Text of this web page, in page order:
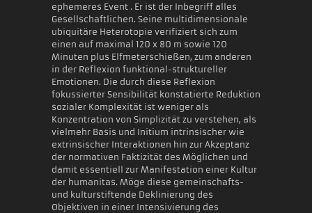
ephemeres Event . Er ist der Inbegriff alles
Gesellschaftlichen. Seine multidimensionale
ubiquitäre Heterotopie verifiziert sich zum
einen auf maximal 120 x 80 m sowie 120
Minuten plus Elfmeterschießen, zum anderen
in der Reflexion funktional-struktureller
Emotionen. Die durch diese Reflexion
fokussierter Sensibilität konstatierte Reduktion
sozialer Komplexität ist weniger als
Konzentration von Simplizität zu verstehen, als
vielmehr Basis und Initium intrinsischer wie
extrinsischer Interaktionen hin zur Akzeptanz
der normativen Faktizität des Möglichen und
damit essentiell zur Manifestation einer Kultur
der humanitas. Möge diese gemeinschafts-
und kulturstiftende Deklinierung des
Objektiven in einer Intensivierung des